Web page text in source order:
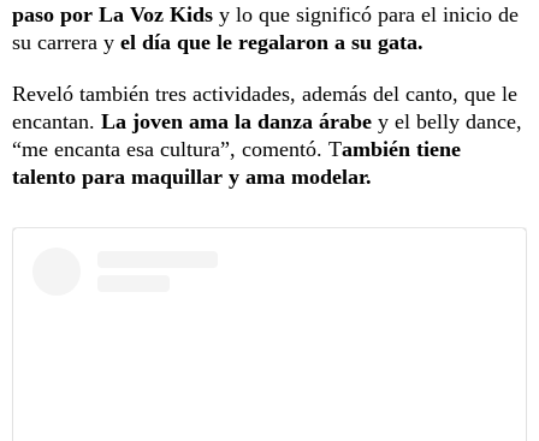
paso por La Voz Kids y lo que significó para el inicio de
su carrera y el día que le regalaron a su gata.
Reveló también tres actividades, además del canto, que le
encantan. La joven ama la danza árabe y el belly dance,
“me encanta esa cultura”, comentó. También tiene
talento para maquillar y ama modelar.